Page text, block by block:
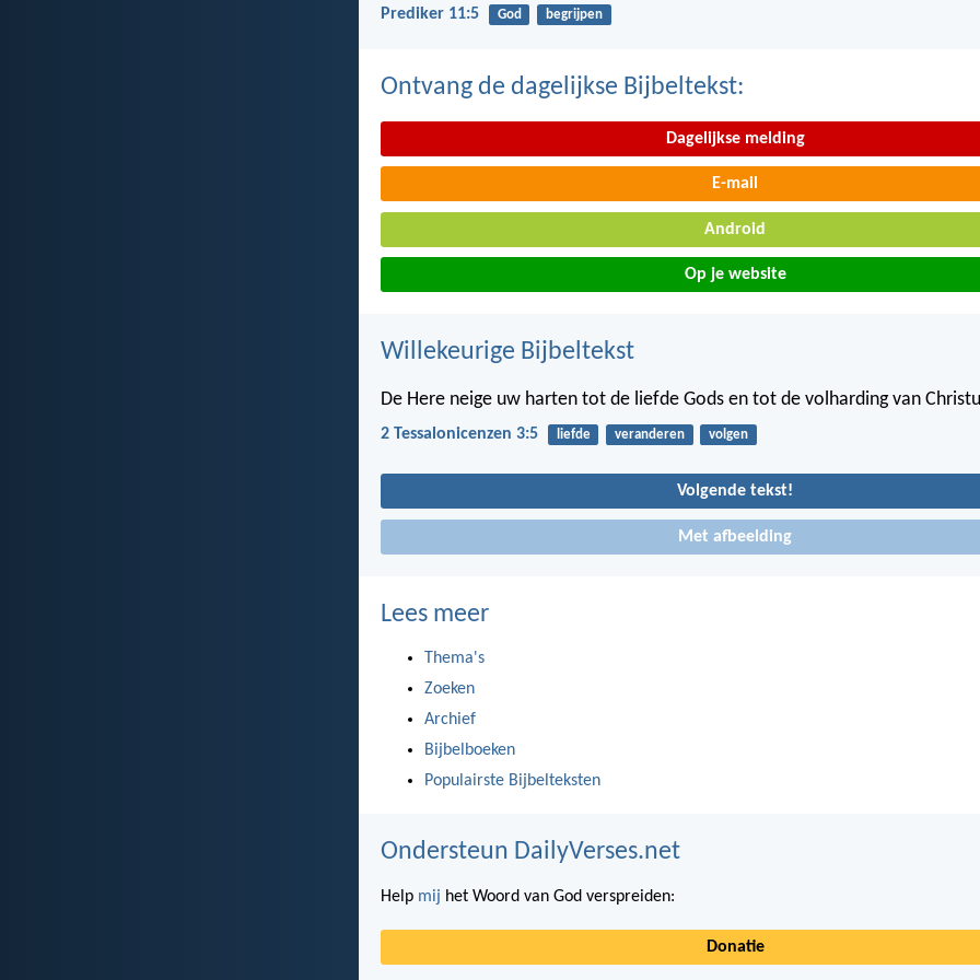
Prediker 11:5 God begrijpen
Ontvang de dagelijkse Bijbeltekst:
Dagelijkse melding
E-mail
Android
Op je website
Willekeurige Bijbeltekst
De Here neige uw harten tot de liefde Gods en tot de volharding van
2 Tessalonicenzen 3:5 liefde veranderen volgen
Volgende tekst!
Met afbeelding
Lees meer
Thema's
Zoeken
Archief
Bijbelboeken
Populairste Bijbelteksten
Ondersteun DailyVerses.net
Help mij het Woord van God verspreiden:
Donatie